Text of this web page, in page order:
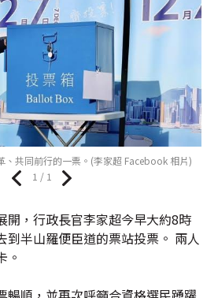
、共同前行的一票。(李家超 Facebook 相片)
1 / 1
開，行政長官李家超今早大約8時
到半山羅便臣道的票站投票。 兩人
。